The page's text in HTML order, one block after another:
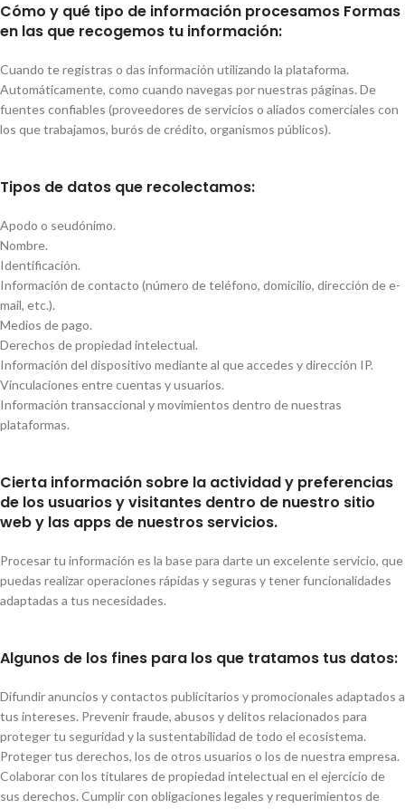
Cómo y qué tipo de información procesamos Formas
en las que recogemos tu información:
Cuando te registras o das información utilizando la plataforma.
Automáticamente, como cuando navegas por nuestras páginas. De
fuentes confiables (proveedores de servicios o aliados comerciales con
los que trabajamos, burós de crédito, organismos públicos).
Tipos de datos que recolectamos:
Apodo o seudónimo.
Nombre.
Identificación.
Información de contacto (número de teléfono, domicilio, dirección de e-
mail, etc.).
Medios de pago.
Derechos de propiedad intelectual.
Información del dispositivo mediante al que accedes y dirección IP.
Vinculaciones entre cuentas y usuarios.
Información transaccional y movimientos dentro de nuestras
plataformas.
Cierta información sobre la actividad y preferencias
de los usuarios y visitantes dentro de nuestro sitio
web y las apps de nuestros servicios.
Procesar tu información es la base para darte un excelente servicio, que
puedas realizar operaciones rápidas y seguras y tener funcionalidades
adaptadas a tus necesidades.
Algunos de los fines para los que tratamos tus datos:
Difundir anuncios y contactos publicitarios y promocionales adaptados a
tus intereses. Prevenir fraude, abusos y delitos relacionados para
proteger tu seguridad y la sustentabilidad de todo el ecosistema.
Proteger tus derechos, los de otros usuarios o los de nuestra empresa.
Colaborar con los titulares de propiedad intelectual en el ejercicio de
sus derechos. Cumplir con obligaciones legales y requerimientos de